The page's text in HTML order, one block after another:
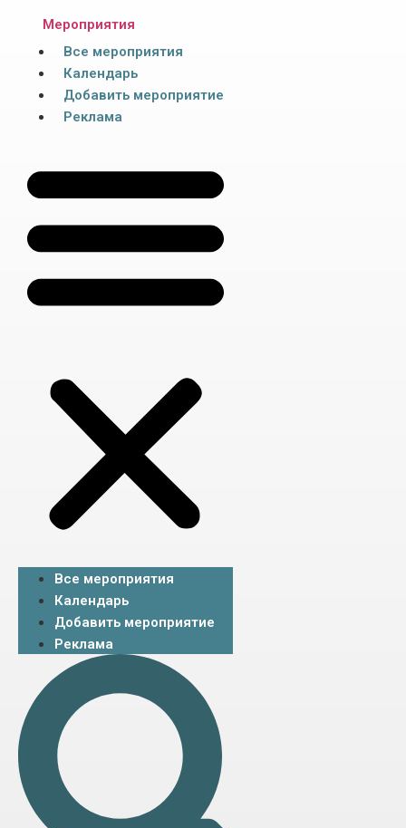
Мероприятия
Все мероприятия
Календарь
Добавить мероприятие
Реклама
Все мероприятия
Календарь
Добавить мероприятие
Реклама